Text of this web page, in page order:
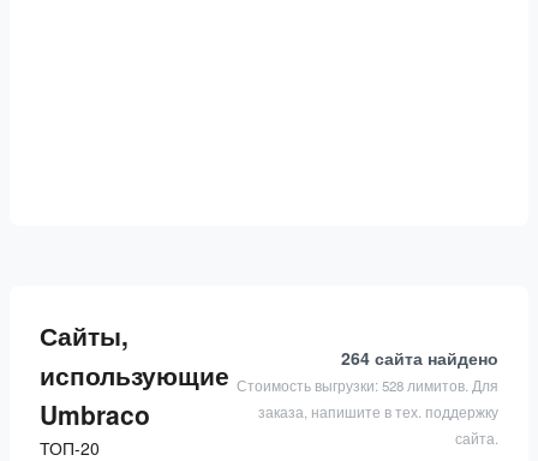
Сайты,
использующие
Umbraco
ТОП-20
264 сайта найдено
Стоимость выгрузки: 528 лимитов. Для
заказа, напишите в тех. поддержку
сайта.